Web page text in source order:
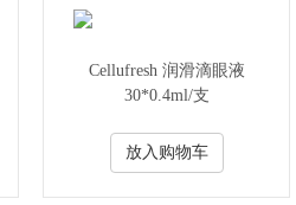
Cellufresh 润滑滴眼液
30*0.4ml/支
放入购物车